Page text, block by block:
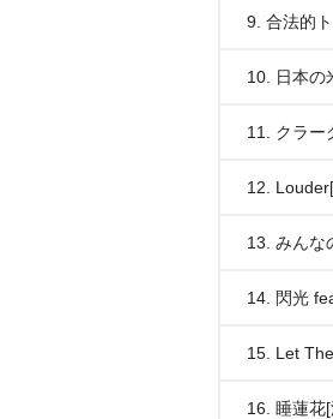
9. 合法的
10. 日本の
11. クラー
12.
13. みんな
14. 閃光
15. Let
16. 睡蓮花